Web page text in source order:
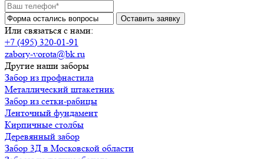
Или связаться с нами:
+7 (495) 320-01-91
zabory-vorota@bk.ru
Другие наши заборы
Забор из профнастила
Металлический штакетник
Забор из сетки-рабицы
Ленточный фундамент
Кирпичные столбы
Деревянный забор
Забор 3Д в Московской области